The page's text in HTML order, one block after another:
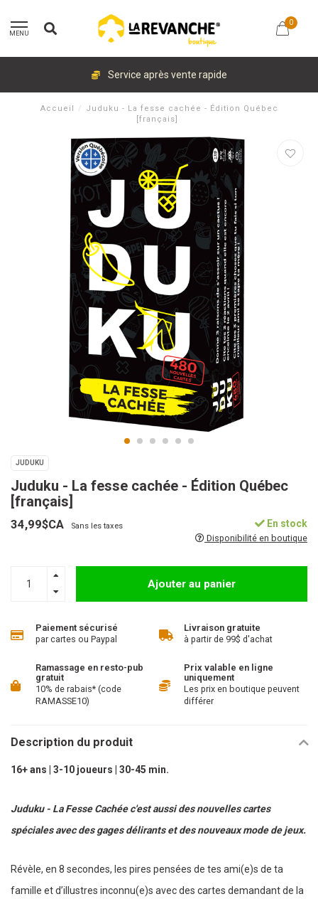
MENU
0
Service après vente rapide
Accueil /
Juduku - La fesse cachée - Édition Québec
[français]
JUDUKU
Juduku - La fesse cachée - Édition Québec
[français]
34,99$CA Sans les taxes En stock
Disponibilité en boutique
Ajouter au panier
Paiement sécurisé
par cartes ou Paypal
Livraison gratuite
à partir de 99$ d'achat
Ramassage en resto-pub
gratuit
10% de rabais* (code
RAMASSE10)
Prix valable en ligne
uniquement
Les prix en boutique peuvent
différer
Description du produit
16+ ans | 3-10 joueurs | 30-45 min.
Juduku - La Fesse Cachéec'est aussi des nouvelles cartes
spéciales avec des gages délirants et des nouveaux mode de jeux.
Révèle, en 8 secondes, les pires pensées de tes ami(e)s de ta
famille et d’illustres inconnu(e)s avec des cartes demandant de la